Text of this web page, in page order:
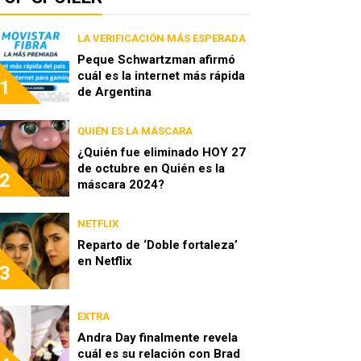
1
LA VERIFICACIÓN MÁS ESPERADA
Peque Schwartzman afirmó
cuál es la internet más rápida
de Argentina
2
QUIÉN ES LA MÁSCARA
¿Quién fue eliminado HOY 27
de octubre en Quién es la
máscara 2024?
3
NETFLIX
Reparto de ‘Doble fortaleza’
en Netflix
EXTRA
Andra Day finalmente revela
cuál es su relación con Brad